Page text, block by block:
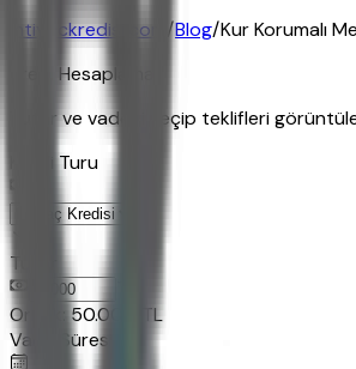
ihtiyackredisi.com /Blog/Kur Korumalı
Kredi Hesaplama
Tutar ve vadeyi seçip teklifleri
Kredi Turu
Tutar
Ornek: 50.000
TL
Vade Süresi